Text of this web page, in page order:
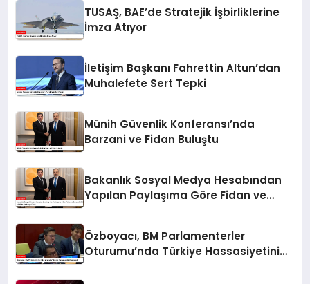
TUSAŞ, BAE’de Stratejik İşbirliklerine
İmza Atıyor
İletişim Başkanı Fahrettin Altun’dan
Muhalefete Sert Tepki
Münih Güvenlik Konferansı’nda
Barzani ve Fidan Buluştu
Bakanlık Sosyal Medya Hesabından
Yapılan Paylaşıma Göre Fidan ve
Özboyacı, BM Parlamenterler
Oturumu’nda Türkiye Hassasiyetini